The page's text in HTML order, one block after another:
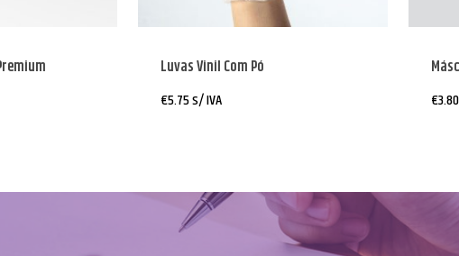
Luvas Vinil Com Pó
€5.75s/ IVA
€3.80